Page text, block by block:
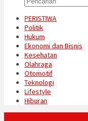
PERISTIWA
Politik
Hukum
Ekonomi dan Bisnis
Kesehatan
Olahraga
Otomotif
Teknologi
Lifestyle
Hiburan